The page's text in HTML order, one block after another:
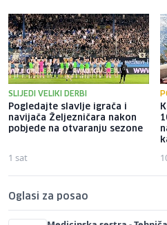
SLIJEDI VELIKI DERBI
Pogledajte slavlje igrača i
navijača Željezničara nakon
pobjede na otvaranju sezone
1 sat
Oglasi za posao